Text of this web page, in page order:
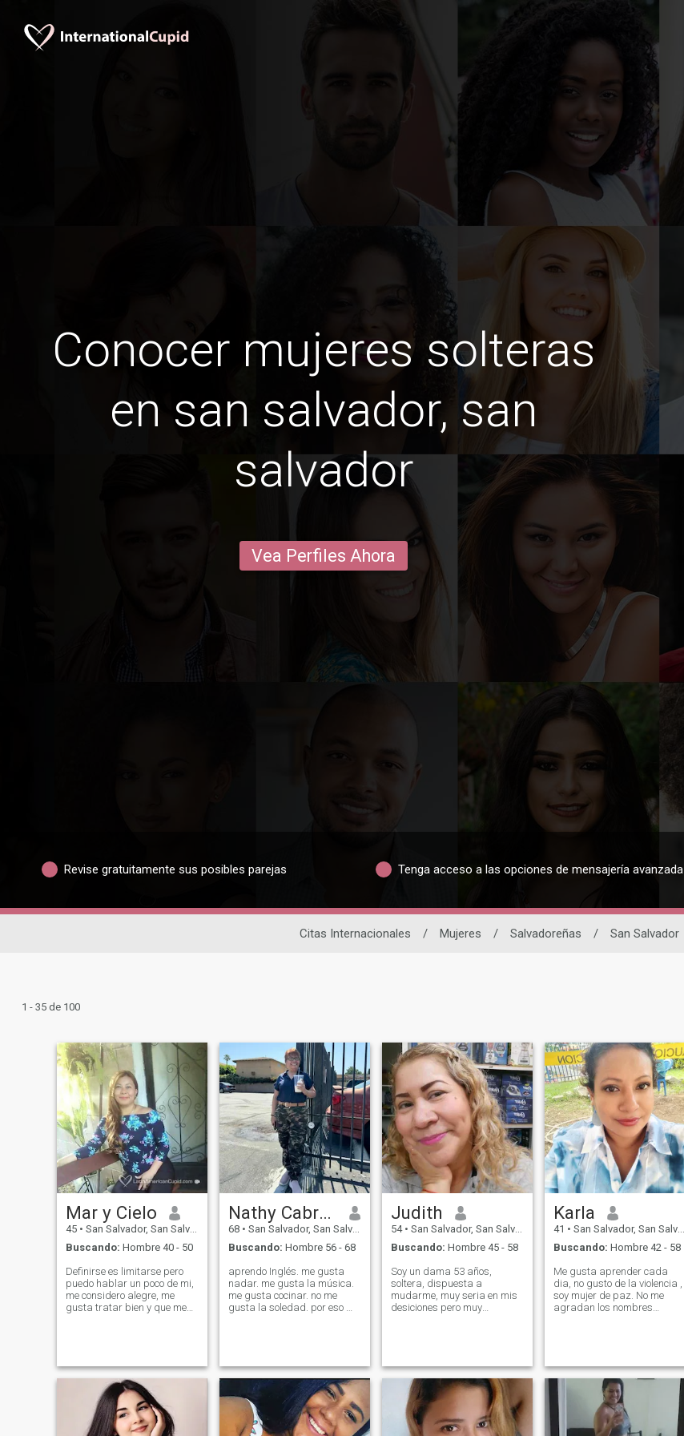
Conocer mujeres solteras
en san salvador, san
salvador
Vea Perfiles Ahora
Revise gratuitamente sus posibles parejas Tenga acceso a las opciones de mensajería avanzada
Citas Internacionales / Mujeres / Salvadoreñas / San Salvador
1 - 35 de 100
Mar y Cielo
45 • San Salvador, San Salvador, El Salvador
Buscando: Hombre 40 - 50
Definirse es limitarse pero
puedo hablar un poco de mi,
me considero alegre, me
gusta tratar bien y que me
foto.Creo en Dios sobre todas
las cosas y creo en el
respeto, amor, fidelidad y
lealtad. Soñadora, sociable,
sincera, me gusta hacer
deporte, bailar ,cantar , reir,
Nathy Cabrera
68 • San Salvador, San Salvador, El Salvador
Buscando: Hombre 56 - 68
aprendo Inglés. me gusta
nadar. me gusta la música.
me gusta cocinar. no me
gusta la soledad. por eso me
viudo. no divorciodado.
Judith
54 • San Salvador, San Salvador, El Salvador
Buscando: Hombre 45 - 58
Soy un dama 53 años,
soltera, dispuesta a
mudarme, muy seria en mis
desiciones pero muy
años, creo que ya no
estamos para perder el
tiempo, me molesta mucho
las personas amargadas, si
usted no tiene paciencia
para que le respondan un
Karla
41 • San Salvador, San Salvador, El Salvador
Buscando: Hombre 42 - 58
Me gusta aprender cada
dia, no gusto de la violencia ,
soy mujer de paz. No me
agradan los nombres
orientales, tampoco de
Venezuela o de algún otro
país sudamericano. No me
agradan los hombres con
demasiado apego a sus
hijos o a su madre, todo con